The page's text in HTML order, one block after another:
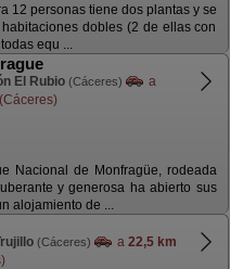
12 personas tiene dos plantas y se
dobles (2 de ellas con
equ ...
El Rubio (Cáceres)
a
Nacional de Monfragüe, rodeada
y generosa ha abierto sus
alojamiento de ...
(Cáceres) a 22,5 km